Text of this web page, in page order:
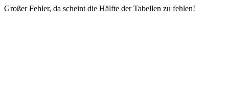
Großer Fehler, da scheint die Hälfte der Tabellen zu fehlen!